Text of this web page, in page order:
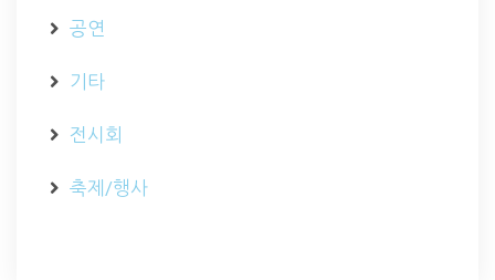
공연
기타
전시회
축제/행사